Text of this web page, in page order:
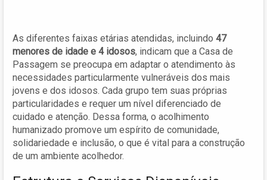
As diferentes faixas etárias atendidas, incluindo 47
menores de idade e 4 idosos, indicam que a Casa de
Passagem se preocupa em adaptar o atendimento às
necessidades particularmente vulneráveis dos mais
jovens e dos idosos. Cada grupo tem suas próprias
particularidades e requer um nível diferenciado de
cuidado e atenção. Dessa forma, o acolhimento
humanizado promove um espírito de comunidade,
solidariedade e inclusão, o que é vital para a construção
de um ambiente acolhedor.